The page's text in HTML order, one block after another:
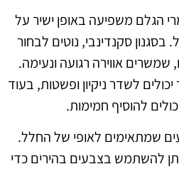
הגלם משפיעה באופן ישיר על
סקנדינבי, נוטים לבחור
שמשרים אווירה רגועה ונעימה.
יכולים לשדר ניקיון ופשטות, בעוד
להוסיף חמימות.
שמתאימים לאופי של החלל.
להשתמש בצבעים בהירים כדי